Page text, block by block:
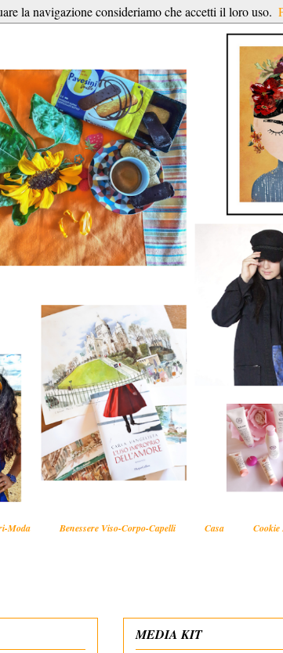
Moda Benessere Viso-Corpo-Capelli Casa
Cookie
MEDIA KIT
la navigazione consideriamo che accetti il loro uso.